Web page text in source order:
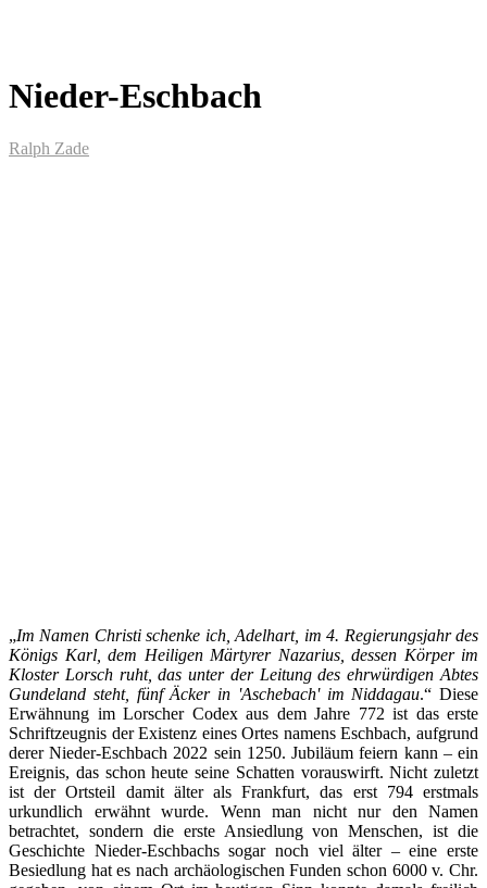
Nieder-Eschbach
Ralph Zade
„Im Namen Christi schenke ich, Adelhart, im 4. Regierungsjahr des
Königs Karl, dem Heiligen Märtyrer Nazarius, dessen Körper im
Kloster Lorsch ruht, das unter der Leitung des ehrwürdigen Abtes
Gundeland steht, fünf Äcker in 'Aschebach' im Niddagau.“ Diese
Erwähnung im Lorscher Codex aus dem Jahre 772 ist das erste
Schriftzeugnis der Existenz eines Ortes namens Eschbach, aufgrund
derer Nieder-Eschbach 2022 sein 1250. Jubiläum feiern kann – ein
Ereignis, das schon heute seine Schatten vorauswirft. Nicht zuletzt
ist der Ortsteil damit älter als Frankfurt, das erst 794 erstmals
urkundlich erwähnt wurde. Wenn man nicht nur den Namen
betrachtet, sondern die erste Ansiedlung von Menschen, ist die
Geschichte Nieder-Eschbachs sogar noch viel älter – eine erste
Besiedlung hat es nach archäologischen Funden schon 6000 v. Chr.